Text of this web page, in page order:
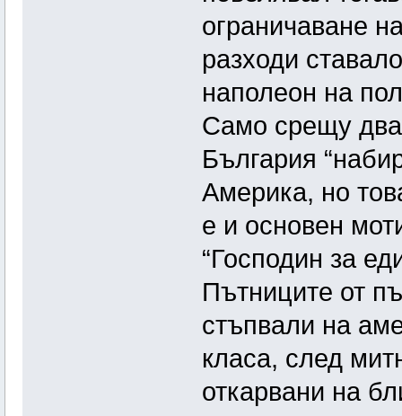
ограничаване
разходи
наполеон на
Само срещу
България
Америка, но
е и основен
“Господин за
Пътниците от
стъпвали на
класа, след
откарвани на